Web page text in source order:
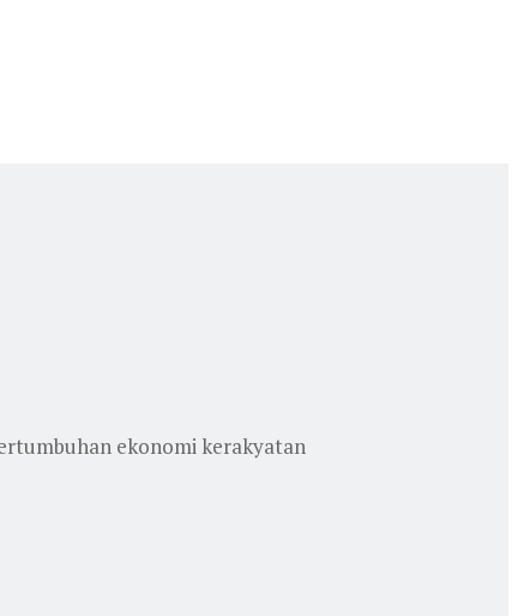
ekonomi kerakyatan